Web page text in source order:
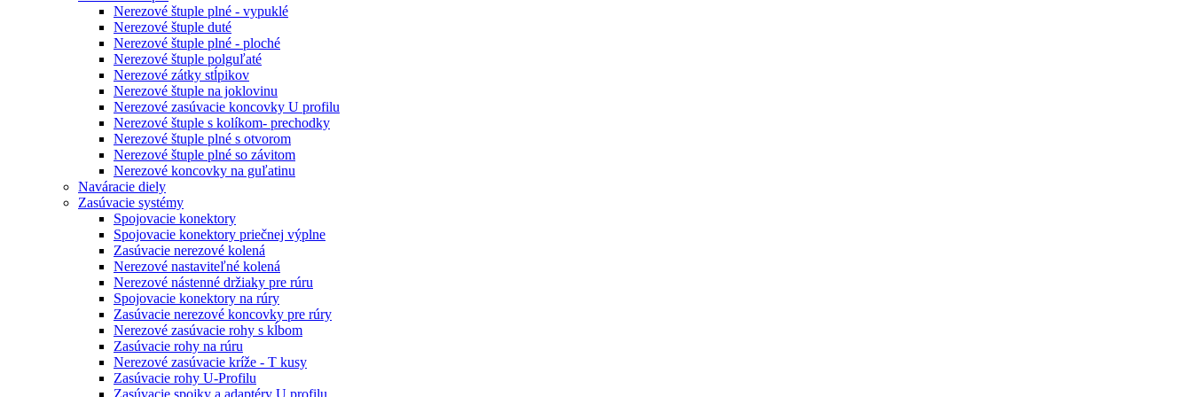
Nerezové štuple plné - vypuklé
Nerezové štuple duté
Nerezové štuple plné - ploché
Nerezové štuple polguľaté
Nerezové zátky stĺpikov
Nerezové štuple na joklovinu
Nerezové zasúvacie koncovky U profilu
Nerezové štuple s kolíkom- prechodky
Nerezové štuple plné s otvorom
Nerezové štuple plné so závitom
Nerezové koncovky na guľatinu
Naváracie diely
Zasúvacie systémy
Spojovacie konektory
Spojovacie konektory priečnej výplne
Zasúvacie nerezové kolená
Nerezové nastaviteľné kolená
Nerezové nástenné držiaky pre rúru
Spojovacie konektory na rúry
Zasúvacie nerezové koncovky pre rúry
Nerezové zasúvacie rohy s kĺbom
Zasúvacie rohy na rúru
Nerezové zasúvacie kríže - T kusy
Zasúvacie rohy U-Profilu
Zasúvacie spojky a adaptéry U profilu